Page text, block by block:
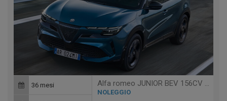
Alfa romeo JUNIOR BEV 156CV ELETTRICA
NOLEGGIO
36 mesi